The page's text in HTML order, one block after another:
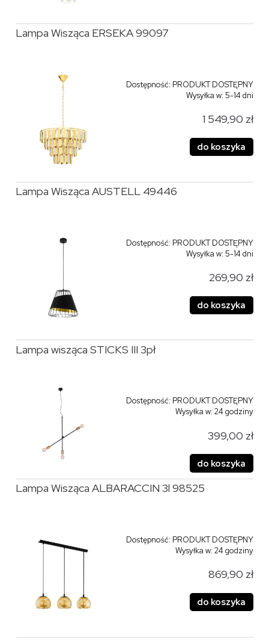
Lampa Wisząca ERSEKA 99097
Dostępność: PRODUKT DOSTĘPNY
Wysyłka w:5-14 dni
1 549,90 zł
do koszyka
Lampa Wisząca AUSTELL 49446
Dostępność: PRODUKT DOSTĘPNY
Wysyłka w:5-14 dni
269,90 zł
do koszyka
Lampa wisząca STICKS III 3pł
Dostępność: PRODUKT DOSTĘPNY
Wysyłka w:24 godziny
399,00 zł
do koszyka
Lampa Wisząca ALBARACCIN 3l 98525
Dostępność: PRODUKT DOSTĘPNY
Wysyłka w:24 godziny
869,90 zł
do koszyka